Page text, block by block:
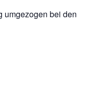
umgezogen bei den